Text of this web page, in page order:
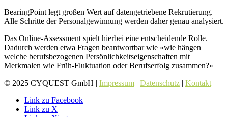
BearingPoint legt großen Wert auf datengetriebene Rekrutierung.
Alle Schritte der Personalgewinnung werden daher genau analysiert.
Das Online-Assessment spielt hierbei eine entscheidende Rolle.
Dadurch werden etwa Fragen beantwortbar wie «wie hängen
welche berufsbezogenen Persönlichkeitseigenschaften mit
Merkmalen wie Früh-Fluktuation oder Berufserfolg zusammen?»
© 2025 CYQUEST GmbH | Impressum | Datenschutz | Kontakt
Link zu Facebook
Link zu X